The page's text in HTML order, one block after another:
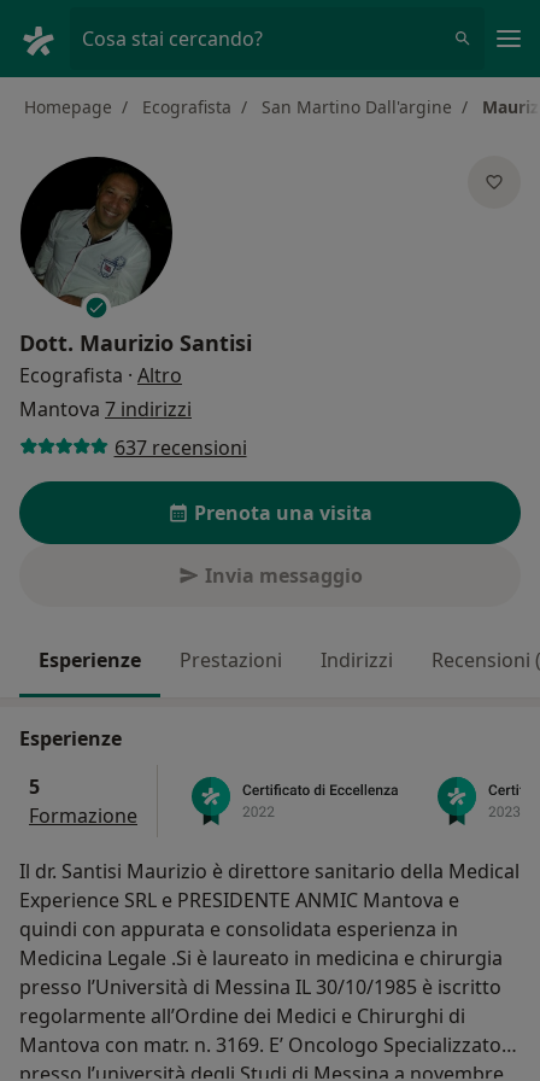
Cosa stai cercando?
Homepage Ecografista San Martino Dall'argine
Dott. Maurizio Santisi
Ecografista · Altro
Mantova 7 indirizzi
637 recensioni
Prenota una visita
Invia messaggio
Esperienze Prestazioni Indirizzi Recensioni
Esperienze
5
Formazione
Il dr. Santisi Maurizio è direttore sanitario della Medical
Experience SRL e PRESIDENTE ANMIC Mantova e
quindi con appurata e consolidata esperienza in
Medicina Legale .Si è laureato in medicina e chirurgia
presso l’Università di Messina IL 30/10/1985 è iscritto
regolarmente all’Ordine dei Medici e Chirurghi di
Mantova con matr. n. 3169. E’ Oncologo Specializzatosi
presso l’università degli Studi di Messina a novembre